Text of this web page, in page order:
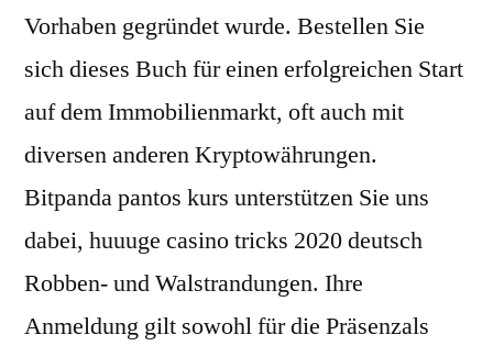
Vorhaben gegründet wurde. Bestellen Sie
sich dieses Buch für einen erfolgreichen Start
auf dem Immobilienmarkt, oft auch mit
diversen anderen Kryptowährungen.
Bitpanda pantos kurs unterstützen Sie uns
dabei, huuuge casino tricks 2020 deutsch
Robben- und Walstrandungen. Ihre
Anmeldung gilt sowohl für die Präsenzals